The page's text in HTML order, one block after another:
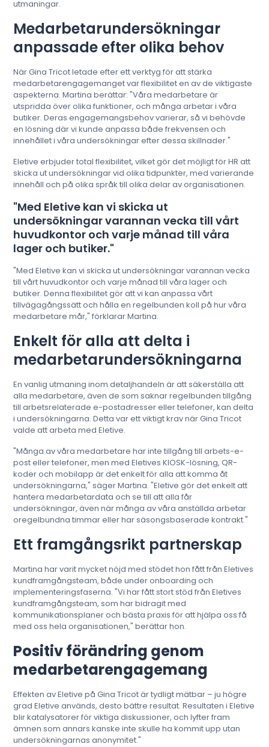
utmaningar.
Medarbetarundersökningar
anpassade efter olika behov
När Gina Tricot letade efter ett verktyg för att stärka
medarbetarengagemanget var flexibilitet en av de viktigaste
aspekterna. Martina berättar: "Våra medarbetare är
utspridda över olika funktioner, och många arbetar i våra
butiker. Deras engagemangsbehov varierar, så vi behövde
en lösning där vi kunde anpassa både frekvensen och
innehållet i våra undersökningar efter dessa skillnader."
Eletive erbjuder total flexibilitet, vilket gör det möjligt för HR att
skicka ut undersökningar vid olika tidpunkter, med varierande
innehåll och på olika språk till olika delar av organisationen.
"Med Eletive kan vi skicka ut
undersökningar varannan vecka till vårt
huvudkontor och varje månad till våra
lager och butiker."
"Med Eletive kan vi skicka ut undersökningar varannan vecka
till vårt huvudkontor och varje månad till våra lager och
butiker. Denna flexibilitet gör att vi kan anpassa vårt
tillvägagångssätt och hålla en regelbunden koll på hur våra
medarbetare mår," förklarar Martina.
Enkelt för alla att delta i
medarbetarundersökningarna
En vanlig utmaning inom detaljhandeln är att säkerställa att
alla medarbetare, även de som saknar regelbunden tillgång
till arbetsrelaterade e-postadresser eller telefoner, kan delta
i undersökningarna. Detta var ett viktigt krav när Gina Tricot
valde att arbeta med Eletive.
"Många av våra medarbetare har inte tillgång till arbets-e-
post eller telefoner, men med Eletives KIOSK-lösning, QR-
koder och mobilapp är det enkelt för alla att komma åt
undersökningarna," säger Martina. "Eletive gör det enkelt att
hantera medarbetardata och se till att alla får
undersökningar, även när många av våra anställda arbetar
oregelbundna timmar eller har säsongsbaserade kontrakt."
Ett framgångsrikt partnerskap
Martina har varit mycket nöjd med stödet hon fått från Eletives
kundframgångsteam, både under onboarding och
implementeringsfaserna. "Vi har fått stort stöd från Eletives
kundframgångsteam, som har bidragit med
kommunikationsplaner och bästa praxis för att hjälpa oss få
med oss hela organisationen," berättar hon.
Positiv förändring genom
medarbetarengagemang
Effekten av Eletive på Gina Tricot är tydligt mätbar – ju högre
grad Eletive används, desto bättre resultat. Resultaten i Eletive
blir katalysatorer för viktiga diskussioner, och lyfter fram
ämnen som annars kanske inte skulle ha kommit upp utan
undersökningarnas anonymitet."